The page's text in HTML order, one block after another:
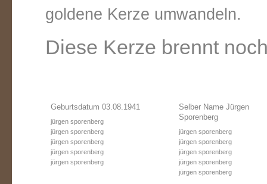
goldene Kerze umwandeln.
Diese Kerze brennt
Geburtsdatum 03.08.1941
jürgen sporenberg
jürgen sporenberg
jürgen sporenberg
jürgen sporenberg
jürgen sporenberg
Selber Name Jürgen
Sporenberg
jürgen sporenberg
jürgen sporenberg
jürgen sporenberg
jürgen sporenberg
jürgen sporenberg